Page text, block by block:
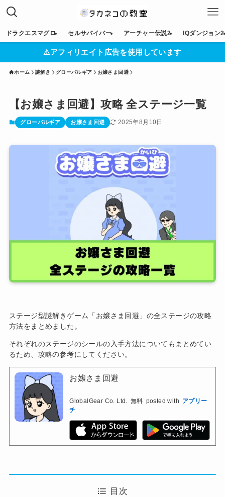
ドラクエスマグロ セルサバイバー アーチャー伝説2 IQダンジョン2
⚠︎アフィリエイト広告を使用しています
ホーム 謎解き グローバルギア お嬢さま回避
【お嬢さま回避】攻略 全ステージ一覧
グローバルギア お嬢さま回避 2025年8月10日
ステージ型謎解きゲーム「お嬢さま回避」の全ステージの攻略
方法をまとめました。
それぞれのステージのシールの入手方法についてもまとめてい
るため、攻略の参考にしてください。
お嬢さま回避
GlobalGear Co. Ltd. 無料 posted with アプリー
チ
目次